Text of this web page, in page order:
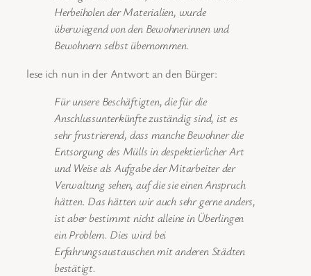
Herbeiholen der Materialien, wurde
überwiegend von den Bewohnerinnen und
Bewohnern selbst übernommen.
lese ich nun in der Antwort an den Bürger:
Für unsere Beschäftigten, die für die
Anschlussunterkünfte zuständig sind, ist es
sehr frustrierend, dass manche Bewohner die
Entsorgung des Mülls in despektierlicher Art
und Weise als Aufgabe der Mitarbeiter der
Verwaltung sehen, auf die sie einen Anspruch
hätten. Das hätten wir auch sehr gerne anders,
ist aber bestimmt nicht alleine in Überlingen
ein Problem. Dies wird bei
Erfahrungsaustauschen mit anderen Städten
bestätigt.